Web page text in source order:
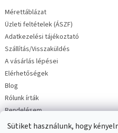
Sütiket használunk, hogy
Mérettáblázat
Üzleti feltételek (ÁSZF)
Adatkezelési tájékoztató
Szállítás/Visszaküldés
A vásárlás lépései
Elérhetőségek
Blog
Rólunk írták
Rendelésem